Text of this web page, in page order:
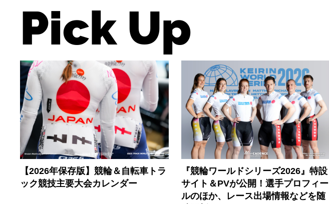
Pick Up
【2026年保存版】競輪＆自転車トラ
ック競技主要大会カレンダー
『競輪ワールドシリーズ2026』特設
サイト＆PVが公開！選手プロフィー
ルのほか、レース出場情報などを随